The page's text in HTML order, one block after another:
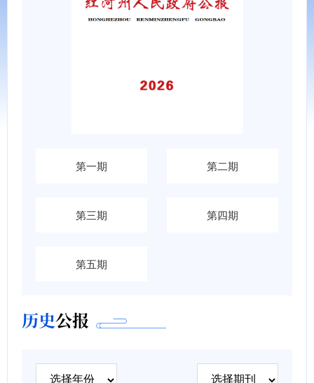
第一期 第二期
第三期 第四期
第五期
历史公报